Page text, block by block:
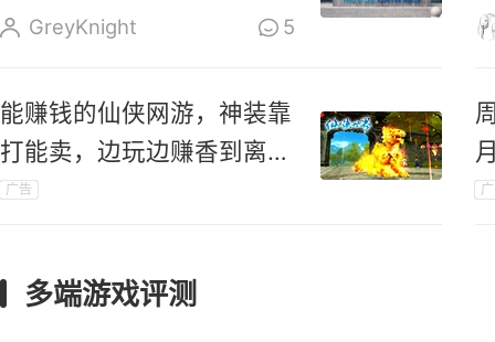
成立GreyKnight 5
能赚钱的仙侠网游，神装靠
打能卖，边玩边赚香到离
谱！
广告
多端游戏评测